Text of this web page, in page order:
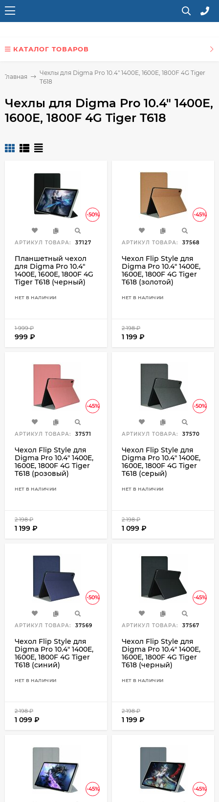
КАТАЛОГ ТОВАРОВ
Главная
Чехлы для Digma Pro 10.4" 1400E, 1600E, 1800F 4G Tiger
T618
Чехлы для Digma Pro 10.4" 1400E,
1600E, 1800F 4G Tiger T618
-50%
АРТИКУЛ ТОВАРА: 37127
Планшетный чехол
для Digma Pro 10.4"
1400E, 1600E, 1800F 4G
Tiger T618 (черный)
НЕТ В НАЛИЧИИ
1 999₽
999 ₽
-45%
АРТИКУЛ ТОВАРА: 37568
Чехол Flip Style для
Digma Pro 10.4" 1400E,
1600E, 1800F 4G Tiger
T618 (золотой)
НЕТ В НАЛИЧИИ
2 198₽
1 199 ₽
-45%
АРТИКУЛ ТОВАРА: 37571
Чехол Flip Style для
Digma Pro 10.4" 1400E,
1600E, 1800F 4G Tiger
T618 (розовый)
НЕТ В НАЛИЧИИ
2 198₽
1 199 ₽
-50%
АРТИКУЛ ТОВАРА: 37570
Чехол Flip Style для
Digma Pro 10.4" 1400E,
1600E, 1800F 4G Tiger
T618 (серый)
НЕТ В НАЛИЧИИ
2 198₽
1 099 ₽
-50%
АРТИКУЛ ТОВАРА: 37569
Чехол Flip Style для
Digma Pro 10.4" 1400E,
1600E, 1800F 4G Tiger
T618 (синий)
НЕТ В НАЛИЧИИ
2 198₽
1 099 ₽
-45%
АРТИКУЛ ТОВАРА: 37567
Чехол Flip Style для
Digma Pro 10.4" 1400E,
1600E, 1800F 4G Tiger
T618 (черный)
НЕТ В НАЛИЧИИ
2 198₽
1 199 ₽
-45% -45%